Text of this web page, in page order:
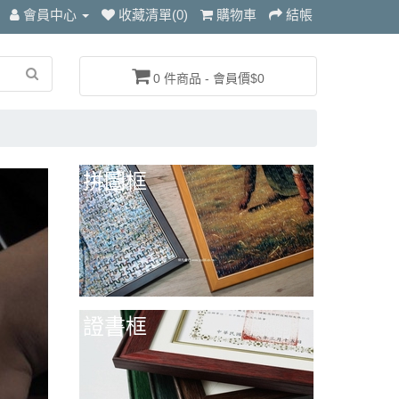
會員中心 收藏清單(0) 購物車 結帳
0 件商品 - 會員價$0
拼圖框
證書框